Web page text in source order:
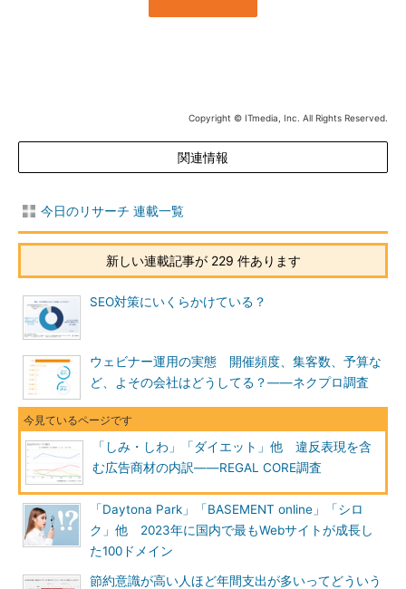
Copyright © ITmedia, Inc. All Rights Reserved.
関連情報
今日のリサーチ 連載一覧
新しい連載記事が 229 件あります
SEO対策にいくらかけている？
ウェビナー運用の実態 開催頻度、集客数、予算な
ど、よその会社はどうしてる？――ネクプロ調査
「しみ・しわ」「ダイエット」他 違反表現を含
む広告商材の内訳――REGAL CORE調査
「Daytona Park」「BASEMENT online」「シロ
ク」他 2023年に国内で最もWebサイトが成長し
た100ドメイン
節約意識が高い人ほど年間支出が多いってどういう